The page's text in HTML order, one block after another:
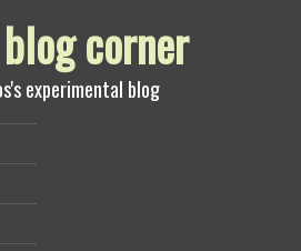
corner
experimental blog